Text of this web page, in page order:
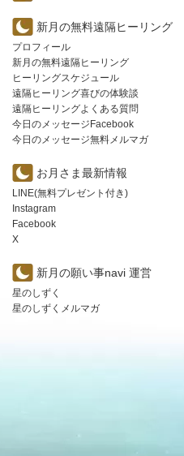
新月の無料遠隔ヒーリング
プロフィール
新月の無料遠隔ヒーリング
ヒーリングスケジュール
遠隔ヒーリング喜びの体験談
遠隔ヒーリングよくある質問
今日のメッセージFacebook
今日のメッセージ無料メルマガ
お月さま最新情報
LINE(無料プレゼント付き)
Instagram
Facebook
X
新月の願い事navi 運営
星のしずく
星のしずくメルマガ